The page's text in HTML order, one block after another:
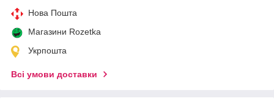
Нова Пошта
Магазини Rozetka
Укрпошта
Всі умови доставки